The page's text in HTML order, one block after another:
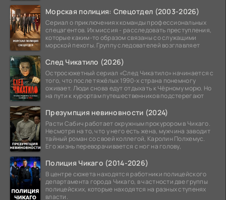
Морская полиция: Спецотдел (2003-2026)
Сериал о приключениях команды профессиональных
спецагентов. Их миссия - расследовать преступления,
которые каким-то образом связаны со служащими
морской пехоты. Группу следователей возглавляет
След Чикатило (2026)
Остросюжетный сериал «След Чикатило» начинается с
того, что после тяжёлых 1990-х страна понемногу
оживает. Люди снова едут отдыхать к Чёрному морю. Но
на пути к курортам путешественников подстерегают
Презумпция невиновности (2024)
Расти Сабич работает окружным прокурором в Чикаго.
Несмотря на то, что у него есть жена, мужчина заводит
тайный роман со своей коллегой, Каролин Полхемус.
Его жизнь переворачивается с ног на голову,
Полиция Чикаго (2014-2026)
В центре сюжета находятся работники полицейского
департамента города Чикаго, в частности две группы
полицейских, которые находятся на разных ступенях
власти.